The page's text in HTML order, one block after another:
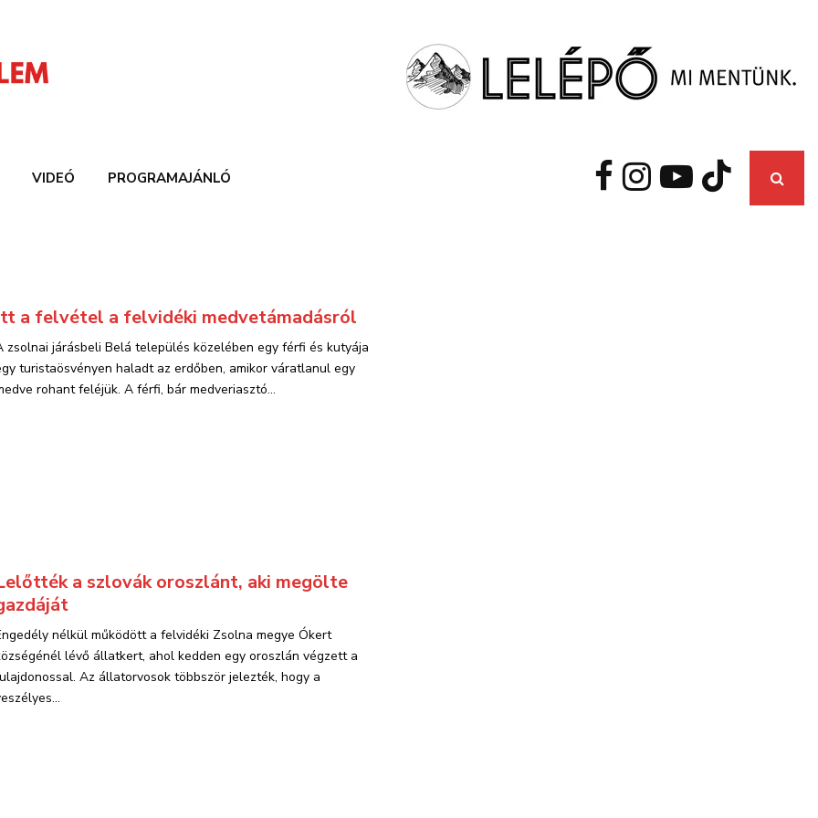
VIDEÓ PROGRAMAJÁNLÓ
a felvétel a felvidéki medvetámadásról
zsolnai járásbeli Belá település közelében egy férfi és kutyája
turistaösvényen haladt az erdőben, amikor váratlanul egy
rohant feléjük. A férfi, bár medveriasztó...
a szlovák oroszlánt, aki megölte
nélkül működött a felvidéki Zsolna megye Ókert
lévő állatkert, ahol kedden egy oroszlán végzett a
Az állatorvosok többször jelezték, hogy a